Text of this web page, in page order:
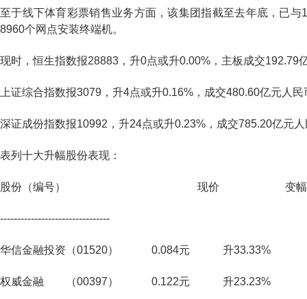
至于线下体育彩票销售业务方面，该集团指截至去年底，已
8960个网点安装终端机。
现时，恒生指数报28883，升0点或升0.00%，主板成交192.79
上证综合指数报3079，升4点或升0.16%，成交480.60亿元人民
深证成份指数报10992，升24点或升0.23%，成交785.20亿元
表列十大升幅股份表现：
股份（编号） 现价 变幅
--------------------------------
华信金融投资（01520） 0.084元 升33.33%
权威金融 （00397） 0.122元 升23.23%